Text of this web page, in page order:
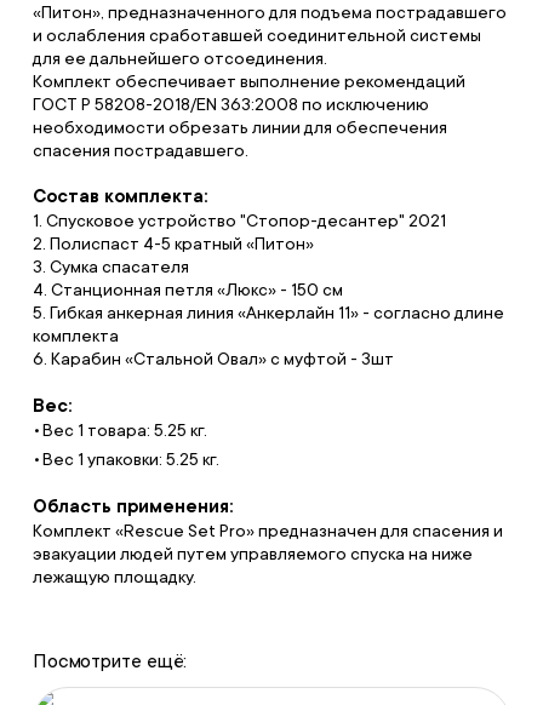
«Питон», предназначенного для подъема пострадавшего
и ослабления сработавшей соединительной системы
для ее дальнейшего отсоединения.
Комплект обеспечивает выполнение рекомендаций
ГОСТ Р 58208-2018/EN 363:2008 по исключению
необходимости обрезать линии для обеспечения
спасения пострадавшего.
Состав комплекта:
1. Спусковое устройство "Стопор-десантер" 2021
2. Полиспаст 4-5 кратный «Питон»
3. Сумка спасателя
4. Станционная петля «Люкс» - 150 см
5. Гибкая анкерная линия «Анкерлайн 11» - согласно длине
комплекта
6. Карабин «Стальной Овал» с муфтой - 3шт
Вес:
Вес 1 товара: 5.25 кг.
Вес 1 упаковки: 5.25 кг.
Область применения:
Комплект «Rescue Set Pro» предназначен для спасения и
эвакуации людей путем управляемого спуска на ниже
лежащую площадку.
Посмотрите ещё: